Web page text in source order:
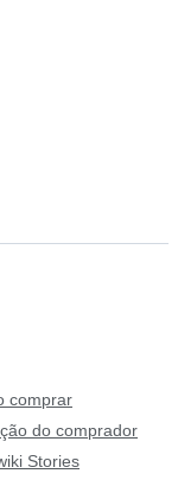
comprar
do comprador
Stories